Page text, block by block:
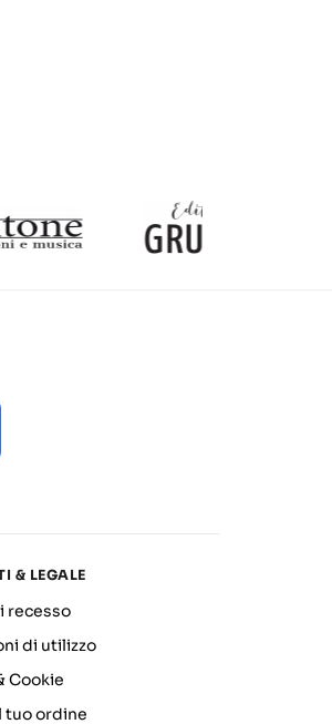
& LEGALE
recesso
di utilizzo
Cookie
tuo ordine